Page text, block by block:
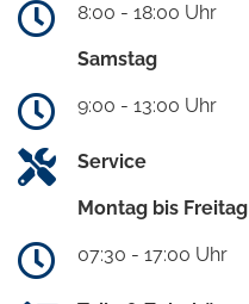
8:00 - 18:00 Uhr
Samstag
9:00 - 13:00 Uhr
Service
Montag bis Freitag
07:30 - 17:00 Uhr